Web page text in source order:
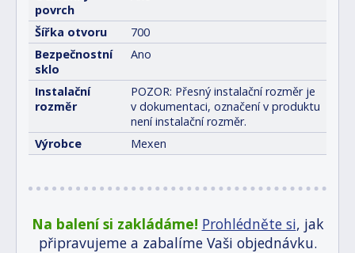
povrch
Šířka otvoru
700
Bezpečnostní
sklo
Ano
Instalační
rozměr
POZOR: Přesný instalační rozměr je
v dokumentaci, označení v produktu
není instalační rozměr.
Výrobce
Mexen
Na balení si zakládáme! Prohlédněte si, jak
připravujeme a zabalíme Vaši objednávku.